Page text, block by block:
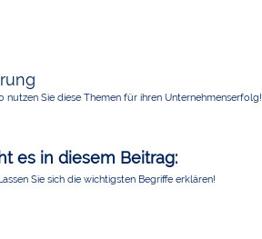
nutzen Sie diese Themen für ihren Unternehmenserfolg!
es in diesem Beitrag:
Sie sich die wichtigsten Begriffe erklären!